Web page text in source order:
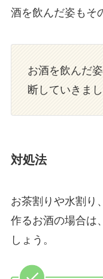
酒を飲んだ姿もそ
お酒を飲んだ
断していきまし
対処法
お茶割りや水割り
作るお酒の場合は
しょう。